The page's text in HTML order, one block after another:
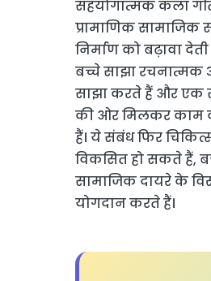
सहयोगात्मक कला
प्रामाणिक सामाजिक
निर्माण को बढ़ावा
बच्चे साझा रचनात्मक
साझा करते हैं और एक
की ओर मिलकर काम
हैं। ये संबंध फिर
विकसित हो सकते हैं,
सामाजिक दायरे के
योगदान करते हैं।